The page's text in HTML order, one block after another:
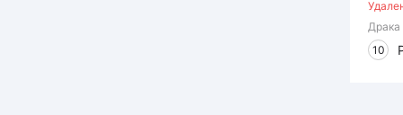
Драка
10